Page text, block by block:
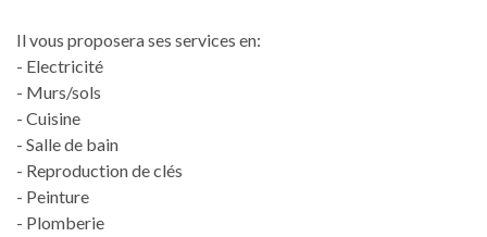
Il vous proposera ses services en:
- Electricité
- Murs/sols
- Cuisine
- Salle de bain
- Reproduction de clés
- Peinture
- Plomberie